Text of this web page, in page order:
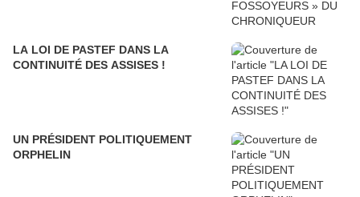
LA LOI DE PASTEF DANS LA
CONTINUITÉ DES ASSISES !
UN PRÉSIDENT POLITIQUEMENT
ORPHELIN